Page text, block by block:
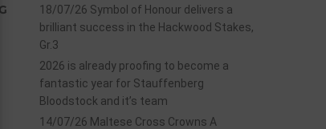
18/07/26 Symbol of Honour delivers a
brilliant success in the Hackwood Stakes,
Gr.3
2026 is already proofing to become a
fantastic year for Stauffenberg
Bloodstock and it’s team
14/07/26 Maltese Cross Crowns A